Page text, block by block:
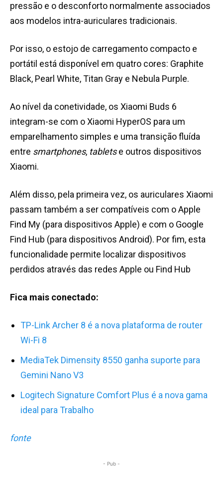
pressão e o desconforto normalmente associados
aos modelos intra-auriculares tradicionais.
Por isso, o estojo de carregamento compacto e
portátil está disponível em quatro cores: Graphite
Black, Pearl White, Titan Gray e Nebula Purple.
Ao nível da conetividade, os Xiaomi Buds 6
integram-se com o Xiaomi HyperOS para um
emparelhamento simples e uma transição fluída
entre smartphones, tabletse outros dispositivos
Xiaomi.
Além disso, pela primeira vez, os auriculares Xiaomi
passam também a ser compatíveis com o Apple
Find My (para dispositivos Apple) e com o Google
Find Hub (para dispositivos Android). Por fim, esta
funcionalidade permite localizar dispositivos
perdidos através das redes Apple ou Find Hub
Fica mais conectado:
TP-Link Archer 8 é a nova plataforma de router
Wi-Fi 8
MediaTek Dimensity 8550 ganha suporte para
Gemini Nano V3
Logitech Signature Comfort Plus é a nova gama
ideal para Trabalho
fonte
- Pub -